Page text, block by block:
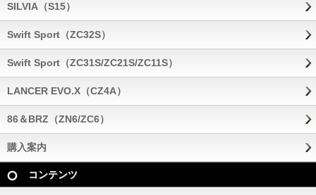
SILVIA（S15）
Swift Sport（ZC32S）
Swift Sport（ZC31S/ZC21S/ZC11S）
LANCER EVO.X（CZ4A）
86＆BRZ（ZN6/ZC6）
購入案内
コンテンツ